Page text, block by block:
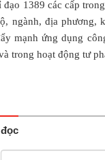
đạo 1389 các cấp
ngành, địa phương,
mạnh ứng dụng
trong hoạt động tư